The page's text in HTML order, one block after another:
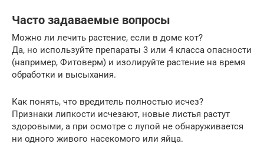
Часто задаваемые вопросы
Можно ли лечить растение, если в доме кот?
Да, но используйте препараты 3 или 4 класса опасности
(например, Фитоверм) и изолируйте растение на время
обработки и высыхания.
Как понять, что вредитель полностью исчез?
Признаки липкости исчезают, новые листья растут
здоровыми, а при осмотре с лупой не обнаруживается
ни одного живого насекомого или яйца.